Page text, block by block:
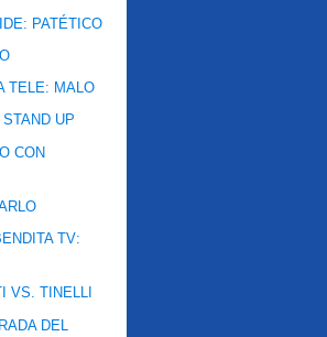
PATÉTICO
TELE: MALO
UP
CON
TV:
VS. TINELLI
DEL